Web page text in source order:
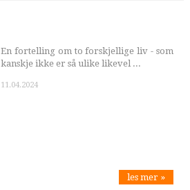
En fortelling om to forskjellige liv - som
kanskje ikke er så ulike likevel ...
11.04.2024
les mer »